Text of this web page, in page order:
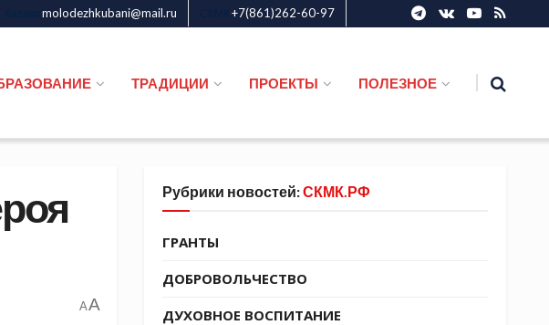
molodezhkubani@mail.ru +7(861)262-60-97
ТРАДИЦИИ ПРОЕКТЫ ПОЛЕЗНОЕ
AA
Рубрики новостей:СКМК.РФ
ГРАНТЫ
ДОБРОВОЛЬЧЕСТВО
ДУХОВНОЕ ВОСПИТАНИЕ